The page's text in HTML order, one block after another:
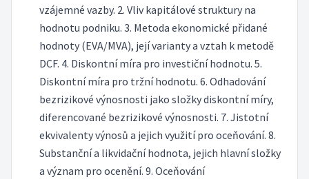
vzájemné vazby. 2. Vliv kapitálové struktury na
hodnotu podniku. 3. Metoda ekonomické přidané
hodnoty (EVA/MVA), její varianty a vztah k metodě
DCF. 4. Diskontní míra pro investiční hodnotu. 5.
Diskontní míra pro tržní hodnotu. 6. Odhadování
bezrizikové výnosnosti jako složky diskontní míry,
diferencované bezrizikové výnosnosti. 7. Jistotní
ekvivalenty výnosů a jejich využití pro oceňování. 8.
Substanční a likvidační hodnota, jejich hlavní složky
a význam pro ocenění. 9. Oceňování